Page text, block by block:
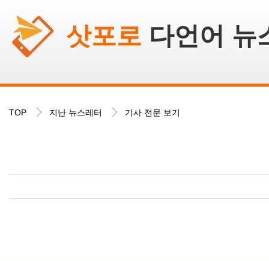
삿포로 다언어 뉴
TOP 지난 뉴스레터 기사 전문 보기